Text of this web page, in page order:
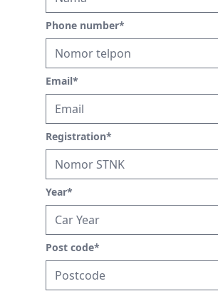
Phone number*
Email*
Registration*
Year*
Post code*